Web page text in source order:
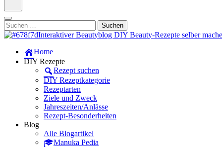
Suchen
nach:
Manuka Magic – Natürlich schön:
Dein persönlicher interaktiver DIY Beautyblog
Home
DIY Rezepte
Rezept suchen
DIY Rezeptkategorie
Rezeptarten
Ziele und Zweck
Jahreszeiten/Anlässe
Rezept-Besonderheiten
Blog
Alle Blogartikel
Manuka Pedia